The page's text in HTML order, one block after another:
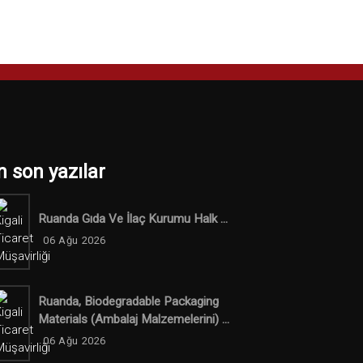
son yazılar
Ruanda Gıda Ve İlaç Kurumu Halk ...
06 Ağu 2026
Ruanda, Biodegradable Packaging
Materials (ambalaj Malzemelerini) ...
06 Ağu 2026